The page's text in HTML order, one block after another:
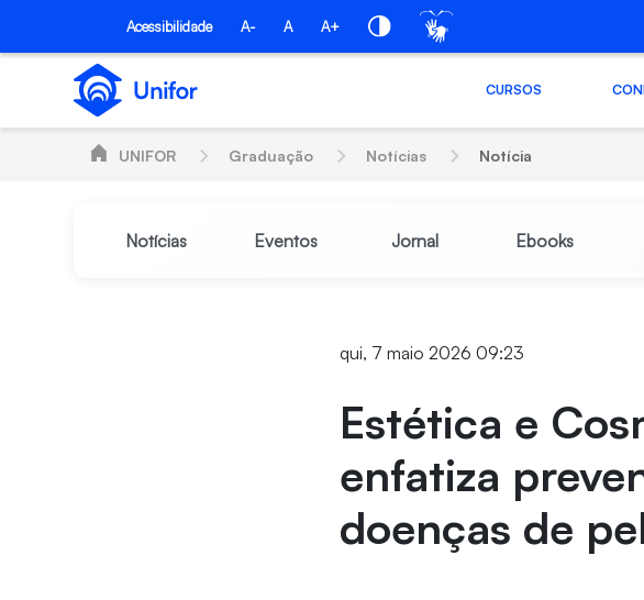
Pular para o Conteúdo principal
Acessibilidade A- A A+
CURSOS
UNIFOR Graduação Notícias Notícia
Notícias Eventos Jornal Ebooks
qui, 7 maio 2026 09:23
Estética e
enfatiza
doenças de